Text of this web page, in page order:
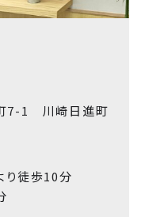
7-1 川崎日進町
り徒歩10分